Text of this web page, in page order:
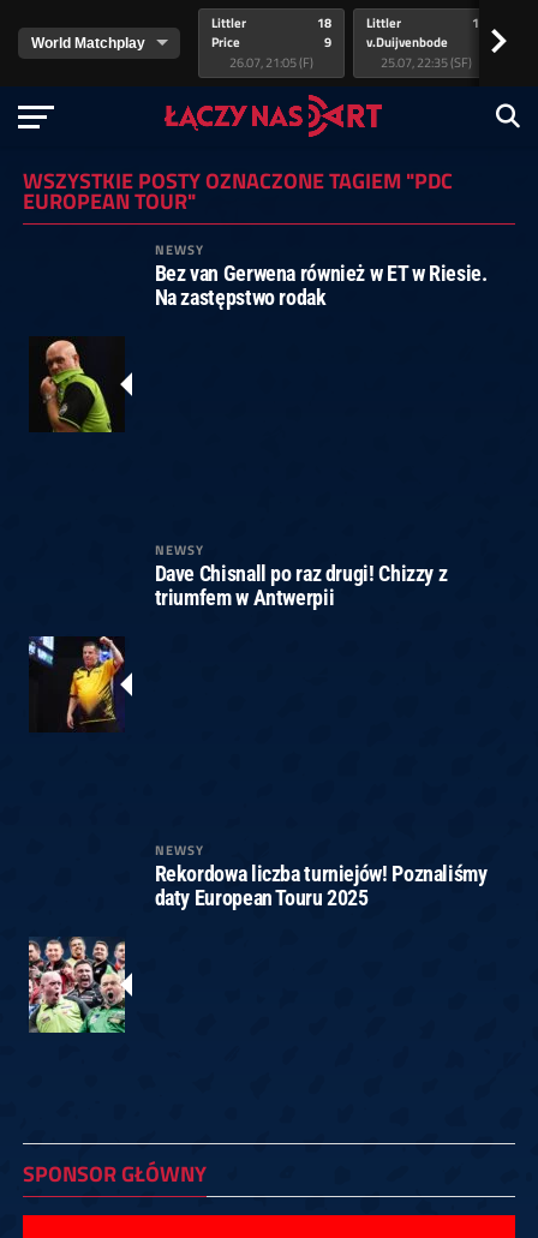
Littler
Price
18
9
26.07, 21:05 (F)
Littler
v.Duijvenbode
17
25.07, 22:35 (SF)
>
WSZYSTKIE POSTY OZNACZONE TAGIEM "PDC
EUROPEAN TOUR"
NEWSY
Bez van Gerwena również w ET w Riesie.
Na zastępstwo rodak
NEWSY
Dave Chisnall po raz drugi! Chizzy z
triumfem w Antwerpii
NEWSY
Rekordowa liczba turniejów! Poznaliśmy
daty European Touru 2025
SPONSOR GŁÓWNY